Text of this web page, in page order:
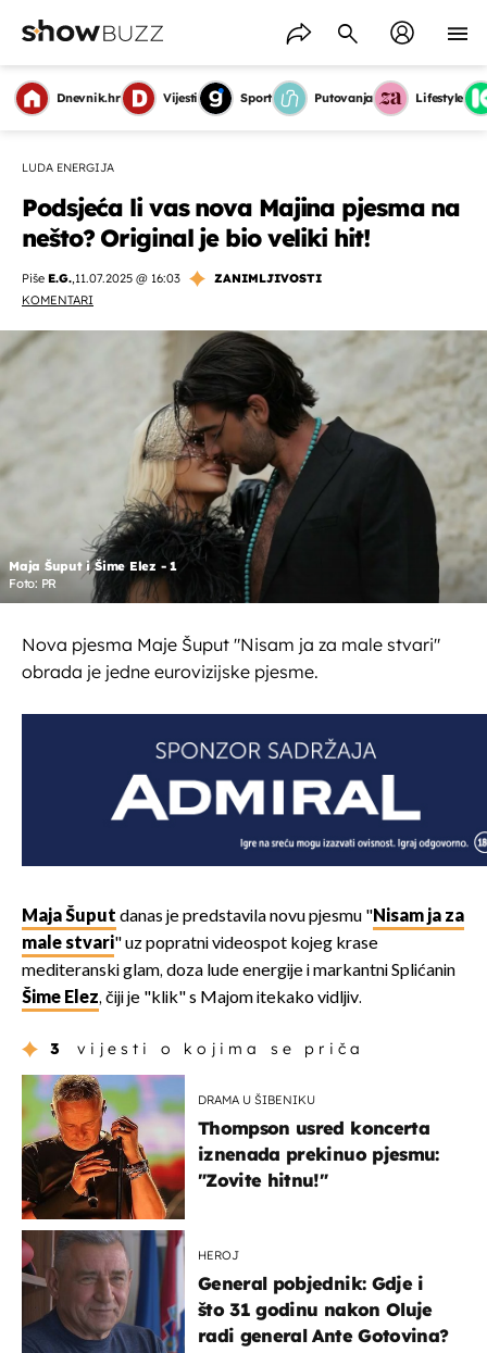
Dnevnik.hr Vijesti Sport Putovanja Lifestyle
LUDA ENERGIJA
Podsjeća li vas nova Majina pjesma na
nešto? Original je bio veliki hit!
Piše E.G.,11.07.2025 @ 16:03
ZANIMLJIVOSTI
KOMENTARI
Maja Šuput i Šime Elez - 1
Foto: PR
Nova pjesma Maje Šuput "Nisam ja za male stvari"
obrada je jedne eurovizijske pjesme.
Maja Šuput danas je predstavila novu pjesmu "Nisam ja za
male stvari" uz popratni videospot kojeg krase
mediteranski glam, doza lude energije i markantni Splićanin
Šime Elez, čiji je "klik" s Majom itekako vidljiv.
3 vijesti o kojima se priča
DRAMA U ŠIBENIKU
Thompson usred koncerta
iznenada prekinuo pjesmu:
"Zovite hitnu!"
HEROJ
General pobjednik: Gdje i
što 31 godinu nakon Oluje
radi general Ante Gotovina?
OMOGUĆI OBAVIJESTI